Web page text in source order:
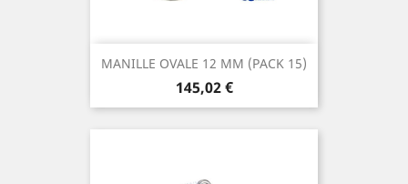
MANILLE OVALE 12 MM (PACK 15)
Prix
145,02 €